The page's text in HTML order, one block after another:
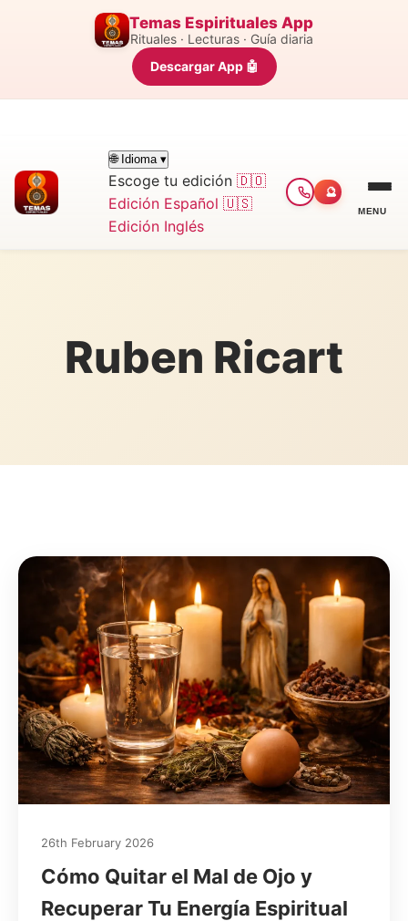
Temas Espirituales App
Rituales · Lecturas · Guía diaria
Descargar App 🤖
🌐 Idioma ▾
Escoge tu edición 🇩🇴
Edición Español 🇺🇸
Edición Inglés
🔮
MENU
Ruben Ricart
26th February 2026
Cómo Quitar el Mal de Ojo y
Recuperar Tu Energía Espiritual